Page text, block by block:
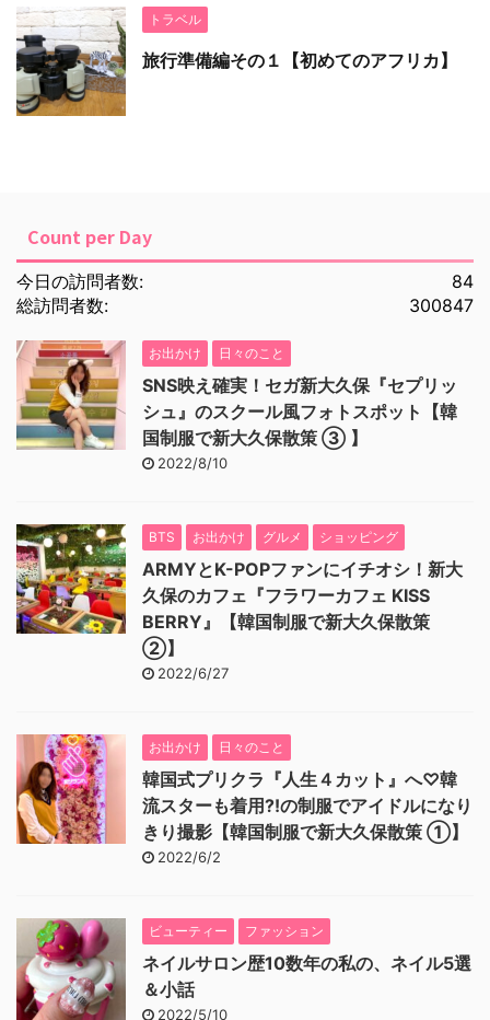
トラベル
旅行準備編その１【初めてのアフリカ】
Count per Day
84
今日の訪問者数:
300847
総訪問者数:
お出かけ 日々のこと
SNS映え確実！セガ新大久保『セプリッ
シュ』のスクール風フォトスポット【韓
国制服で新大久保散策 ③ 】
2022/8/10
BTS お出かけ グルメ ショッピング
ARMYとK-POPファンにイチオシ！新大
久保のカフェ『フラワーカフェ KISS
BERRY』【韓国制服で新大久保散策
②】
2022/6/27
お出かけ 日々のこと
韓国式プリクラ『人生４カット』へ♡韓
流スターも着用⁈の制服でアイドルになり
きり撮影【韓国制服で新大久保散策 ①】
2022/6/2
ビューティー ファッション
ネイルサロン歴10数年の私の、ネイル5選
＆小話
2022/5/10